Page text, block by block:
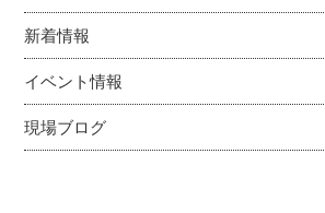
新着情報
イベント情報
現場ブログ